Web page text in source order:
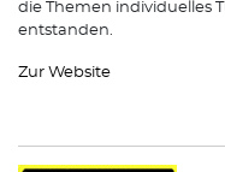
die Themen individuelles
entstanden.
Zur Website